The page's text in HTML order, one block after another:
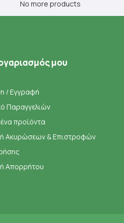
No more products
μου
/ Εγγραφή
Παραγγελιών
προϊόντα
Ακυρώσεων & Επιστροφών
Απορρήτου